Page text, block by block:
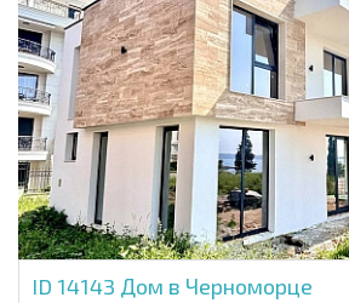
ID 14143 Дом в Черноморце